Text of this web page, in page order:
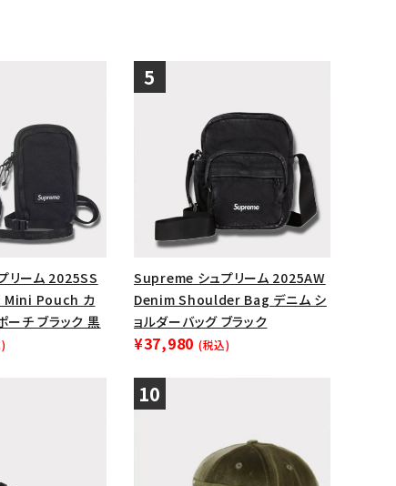
リーム 2025SS
Mini Pouch カ
ーチ ブラック 黒
Supreme シュプリーム 2025AW
Denim Shoulder Bag デニム シ
ョルダーバッグ ブラック
¥37,980 (税込)